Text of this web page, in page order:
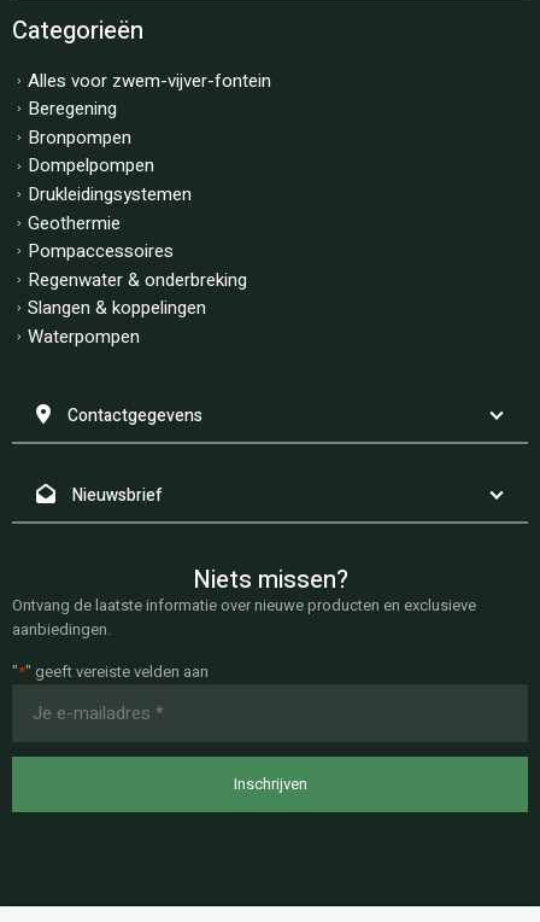
Categorieën
Alles voor zwem-vijver-fontein
Beregening
Bronpompen
Dompelpompen
Drukleidingsystemen
Geothermie
Pompaccessoires
Regenwater & onderbreking
Slangen & koppelingen
Waterpompen
Contactgegevens
Nieuwsbrief
Niets missen?
Ontvang de laatste informatie over nieuwe producten en exclusieve
aanbiedingen.
"*" geeft vereiste velden aan
mailadres
*